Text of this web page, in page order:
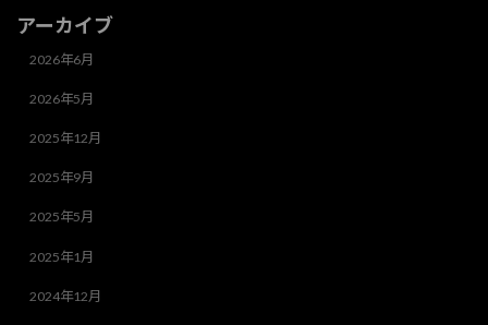
アーカイブ
2026年6月
2026年5月
2025年12月
2025年9月
2025年5月
2025年1月
2024年12月